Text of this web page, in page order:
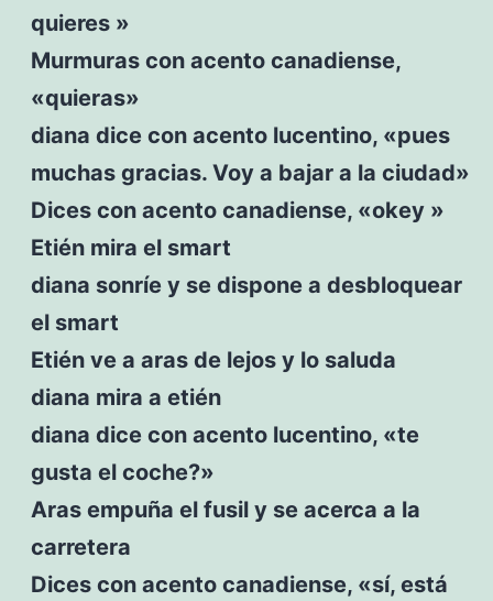
quieres »
Murmuras con acento canadiense,
«quieras»
diana dice con acento lucentino, «pues
muchas gracias. Voy a bajar a la ciudad»
Dices con acento canadiense, «okey »
Etién mira el smart
diana sonríe y se dispone a desbloquear
el smart
Etién ve a aras de lejos y lo saluda
diana mira a etién
diana dice con acento lucentino, «te
gusta el coche?»
Aras empuña el fusil y se acerca a la
carretera
Dices con acento canadiense, «sí, está